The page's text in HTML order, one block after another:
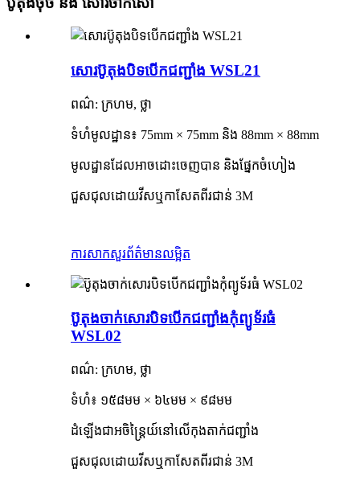
សោរប៊ូតុងបិទបើកជញ្ជាំង WSL21
ពណ៌: ក្រហម, ថ្លា
ទំហំ​មូលដ្ឋាន៖ 75mm × 75mm និង 88mm × 88mm
មូលដ្ឋានដែលអាចដោះចេញបាន និងផ្នែកចំហៀង
ជួសជុលដោយវីសឬកាសែតពីរជាន់ 3M
ការសាកសួរព័ត៌មានលម្អិត
ប៊ូតុងចាក់សោរបិទបើកជញ្ជាំងកុំព្យូទ័រធំ
WSL02
ពណ៌: ក្រហម, ថ្លា
ទំហំ៖ ១៥៨មម × ៦៤មម × ៩៨មម
ដំឡើងជាអចិន្ត្រៃយ៍នៅលើកុងតាក់ជញ្ជាំង
ជួសជុលដោយវីសឬកាសែតពីរជាន់ 3M